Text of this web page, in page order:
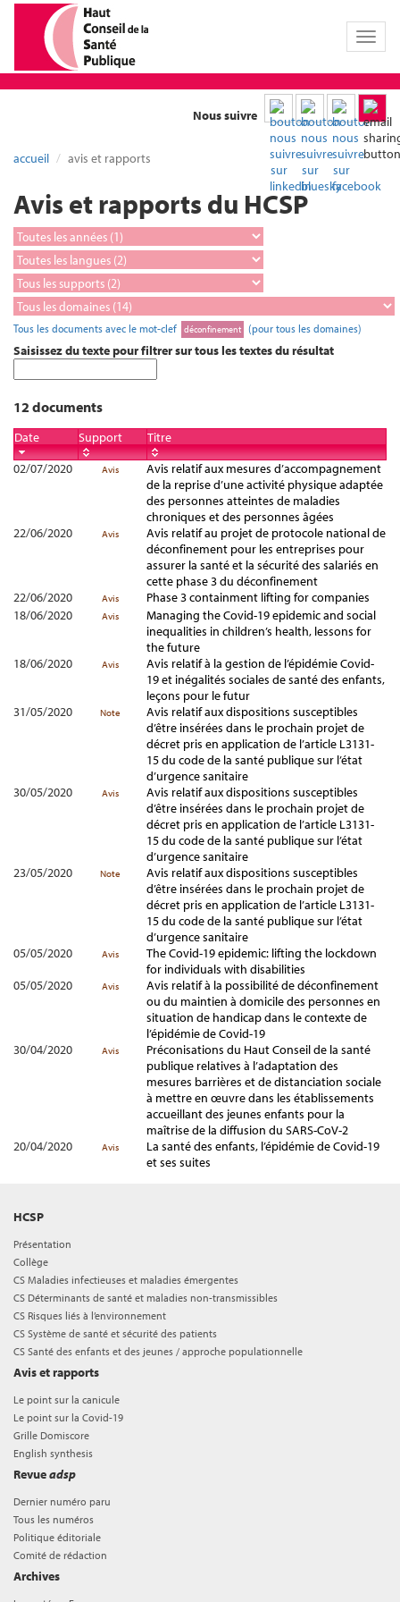
Toggle
Nous suivre
accueil avis et rapports
Avis et rapports du HCSP
Tous les documents avec le mot-clef déconfinement (pour tous les domaines)
Saisissez du texte pour filtrer sur tous les textes du résultat
12 documents
Date Support
Titre
02/07/2020
Avis
Avis relatif aux mesures d’accompagnement
de la reprise d’une activité physique adaptée
des personnes atteintes de maladies
chroniques et des personnes âgées
22/06/2020
Avis
Avis relatif au projet de protocole national de
déconfinement pour les entreprises pour
assurer la santé et la sécurité des salariés en
cette phase 3 du déconfinement
22/06/2020
Avis
Phase 3 containment lifting for companies
18/06/2020
Avis
Managing the Covid-19 epidemic and social
inequalities in children’s health, lessons for
the future
18/06/2020
Avis
Avis relatif à la gestion de l’épidémie Covid-
19 et inégalités sociales de santé des enfants,
leçons pour le futur
31/05/2020
Note
Avis relatif aux dispositions susceptibles
d’être insérées dans le prochain projet de
décret pris en application de l’article L3131-
15 du code de la santé publique sur l’état
d’urgence sanitaire
30/05/2020
Avis
Avis relatif aux dispositions susceptibles
d’être insérées dans le prochain projet de
décret pris en application de l’article L3131-
15 du code de la santé publique sur l’état
d’urgence sanitaire
23/05/2020
Note
Avis relatif aux dispositions susceptibles
d’être insérées dans le prochain projet de
décret pris en application de l’article L3131-
15 du code de la santé publique sur l’état
d’urgence sanitaire
05/05/2020
Avis
The Covid-19 epidemic: lifting the lockdown
for individuals with disabilities
05/05/2020
Avis
Avis relatif à la possibilité de déconfinement
ou du maintien à domicile des personnes en
situation de handicap dans le contexte de
l’épidémie de Covid-19
30/04/2020
Avis
Préconisations du Haut Conseil de la santé
publique relatives à l’adaptation des
mesures barrières et de distanciation sociale
à mettre en œuvre dans les établissements
accueillant des jeunes enfants pour la
maîtrise de la diffusion du SARS-CoV-2
20/04/2020
Avis
La santé des enfants, l’épidémie de Covid-19
et ses suites
HCSP
Présentation
Collège
CS Maladies infectieuses et maladies émergentes
CS Déterminants de santé et maladies non-transmissibles
CS Risques liés à l’environnement
CS Système de santé et sécurité des patients
CS Santé des enfants et des jeunes / approche populationnelle
Avis et rapports
Le point sur la canicule
Le point sur la Covid-19
Grille Domiscore
English synthesis
Revueadsp
Dernier numéro paru
Tous les numéros
Politique éditoriale
Comité de rédaction
Archives